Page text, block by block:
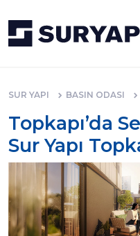
SUR YAPI BASIN ODASI
Topkapı’da
Sur Yapı